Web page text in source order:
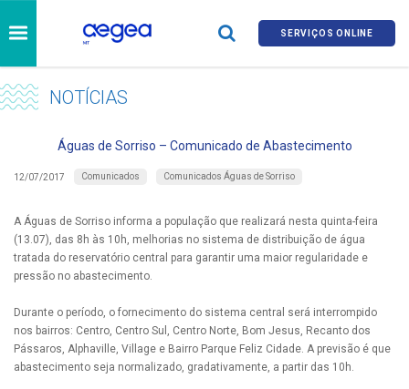
SERVIÇOS ONLINE
NOTÍCIAS
Águas de Sorriso – Comunicado de Abastecimento
12/07/2017 Comunicados Comunicados Águas de Sorriso
A Águas de Sorriso informa a população que realizará nesta quinta-feira
(13.07), das 8h às 10h, melhorias no sistema de distribuição de água
tratada do reservatório central para garantir uma maior regularidade e
pressão no abastecimento.
Durante o período, o fornecimento do sistema central será interrompido
nos bairros: Centro, Centro Sul, Centro Norte, Bom Jesus, Recanto dos
Pássaros, Alphaville, Village e Bairro Parque Feliz Cidade. A previsão é que
abastecimento seja normalizado, gradativamente, a partir das 10h.